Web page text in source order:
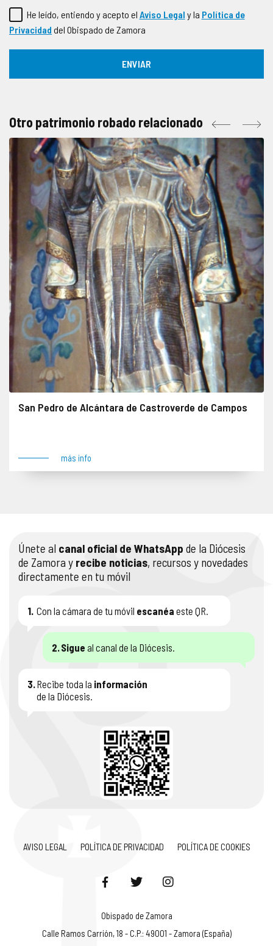
He leído, entiendo y acepto el Aviso Legal y la Política de
Privacidad del Obispado de Zamora
Otro patrimonio robado relacionado
San Pedro de Alcántara de Castroverde de Campos
más info
Únete al canal oficial de WhatsApp de la Diócesis
de Zamora y recibe noticias, recursos y novedades
directamente en tu móvil
1. Con la cámara de tu móvil escanéa este QR.
2. Sigue al canal de la Diócesis.
3. Recibe toda la información
de la Diócesis.
AVISO LEGAL POLÍTICA DE PRIVACIDAD POLÍTICA DE COOKIES
Obispado de Zamora
Calle Ramos Carrión, 18 - C.P.: 49001 - Zamora (España)